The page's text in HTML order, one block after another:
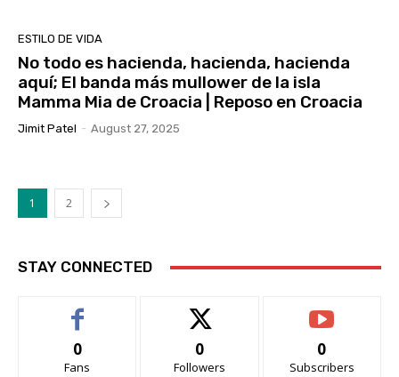
ESTILO DE VIDA
No todo es hacienda, hacienda, hacienda
aquí; El banda más mullower de la isla
Mamma Mia de Croacia | Reposo en Croacia
Jimit Patel - August 27, 2025
1 2
STAY CONNECTED
0
Fans
0
Followers
0
Subscribers